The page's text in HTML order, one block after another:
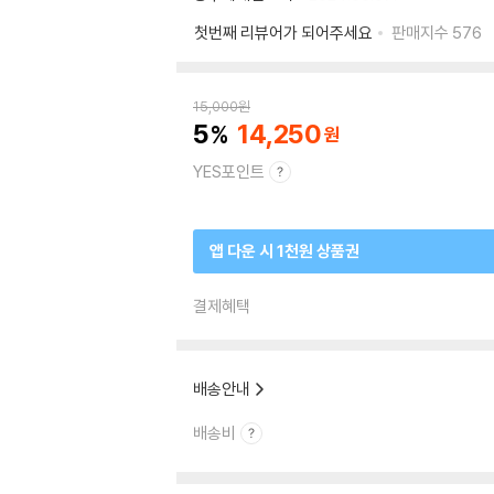
첫번째 리뷰어가 되어주세요
판매지수 576
15,000원
5 14,250
YES포인트
앱 다운 시 1천원 상품권
결제혜택
배송안내
배송비